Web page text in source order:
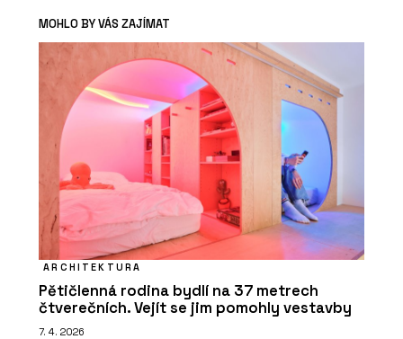
MOHLO BY VÁS ZAJÍMAT
ARCHITEKTURA
Pětičlenná rodina bydlí na 37 metrech
čtverečních. Vejít se jim pomohly vestavby
7. 4. 2026